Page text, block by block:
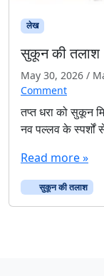
लेख
सुकून की तलाश
May 30, 2026 /
Comment
तप्त धरा को सुकून
नव पल्लव के स्पर्शों
Read more »
सुकून की तलाश